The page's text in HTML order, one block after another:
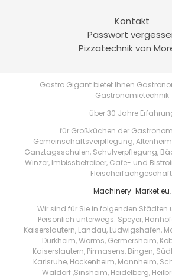
Kontakt
Passwort
Pizzatechnik von
Gastro Gigant bietet Ihnen
Gastronomietechnik
über 30 Jahre
für Großküchen der
Gemeinschaftsverpflegung,
Ganztagsschulen, Schulverpflegung,
Winzer, Imbissbetreiber, Cafe- und
Machinery-Market.eu.
Wir sind für Sie in folgenden
Persönlich unterwegs: Speyer,
Kaiserslautern, Landau, Ludwigshafen,
Dürkheim, Worms, Germersheim,
Kaiserslautern, Pirmasens, Bingen,
Karlsruhe, Hockenheim, Mannheim,
Waldorf ,Sinsheim, Heidelberg,